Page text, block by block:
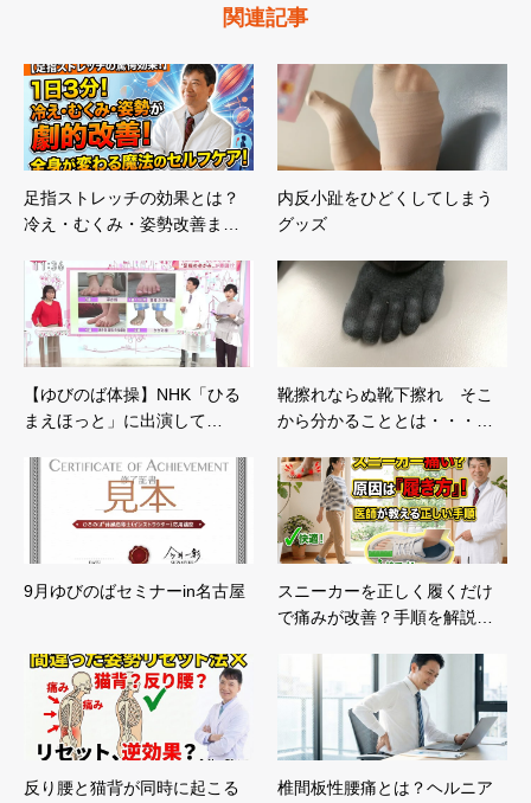
関連記事
足指ストレッチの効果とは？
冷え・むくみ・姿勢改善ま…
内反小趾をひどくしてしまう
グッズ
【ゆびのば体操】NHK「ひる
まえほっと」に出演して…
靴擦れならぬ靴下擦れ そこ
から分かることとは・・・…
9月ゆびのばセミナーin名古屋
スニーカーを正しく履くだけ
で痛みが改善？手順を解説…
反り腰と猫背が同時に起こる
椎間板性腰痛とは？ヘルニア